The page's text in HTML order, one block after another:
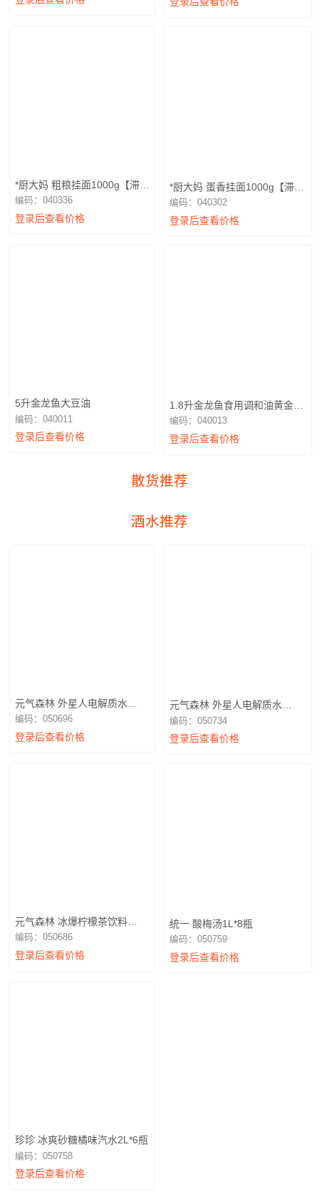
*厨大妈 粗粮挂面1000g【滞销
退换】
编码：040336
登录后查看价格
*厨大妈 蛋香挂面1000g【滞销
退换】
编码：040302
登录后查看价格
5升金龙鱼大豆油
编码：040011
登录后查看价格
1.8升金龙鱼食用调和油黄金比
例
编码：040013
登录后查看价格
散货推荐
酒水推荐
元气森林 外星人电解质水
600ml荔枝海盐味
编码：050696
登录后查看价格
元气森林 外星人电解质水
600ml白桃味
编码：050734
登录后查看价格
元气森林 冰爆柠檬茶饮料
900ml
编码：050686
登录后查看价格
统一 酸梅汤1L*8瓶
编码：050759
登录后查看价格
珍珍 冰爽砂糖橘味汽水2L*6瓶
编码：050758
登录后查看价格